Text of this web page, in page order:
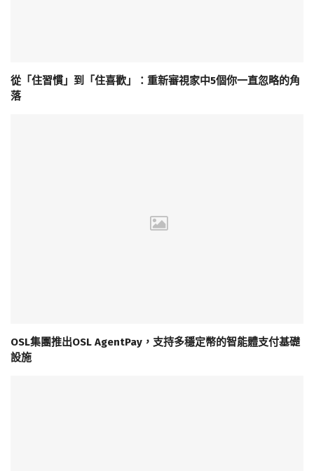
從「住習慣」到「住喜歡」：重新審視家中5個你一直忽略的角
落
OSL集團推出OSL AgentPay，支持多穩定幣的智能體支付基礎
設施